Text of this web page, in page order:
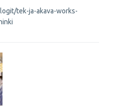
tek-ja-akava-works-